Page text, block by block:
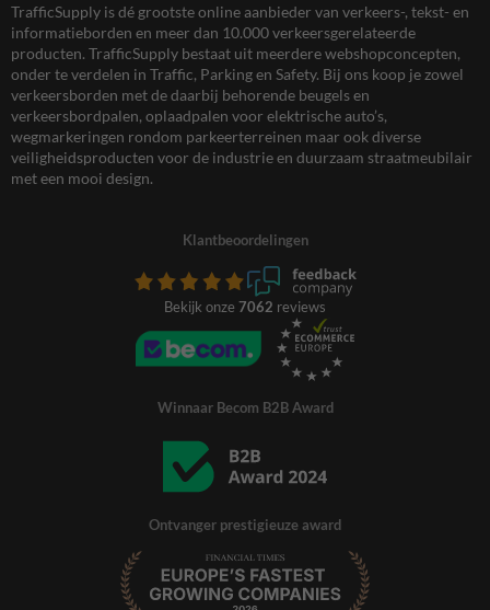
TrafficSupply is dé grootste online aanbieder van verkeers-, tekst- en
informatieborden en meer dan 10.000 verkeersgerelateerde
producten. TrafficSupply bestaat uit meerdere webshopconcepten,
onder te verdelen in Traffic, Parking en Safety. Bij ons koop je zowel
verkeersborden met de daarbij behorende beugels en
verkeersbordpalen, oplaadpalen voor elektrische auto’s,
wegmarkeringen rondom parkeerterreinen maar ook diverse
veiligheidsproducten voor de industrie en duurzaam straatmeubilair
met een mooi design.
Klantbeoordelingen
Bekijk onze 7062 reviews
Winnaar Becom B2B Award
Ontvanger prestigieuze award